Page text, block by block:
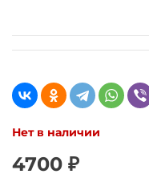
Нет в наличии
4700 ₽